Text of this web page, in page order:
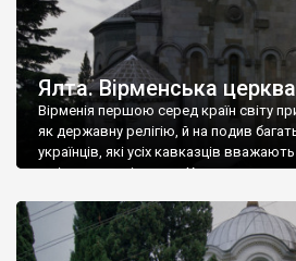
Ялта. Вірменська
Вірменія першою серед країн світу
як державну релігію, й на подив
українців, які усіх кавказців
є відданими вірянами Христа